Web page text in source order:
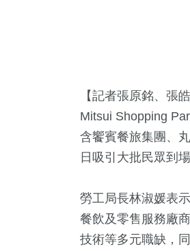
【記者張原銘、張
Mitsui Shopping
含饗賓餐旅集團、
日吸引大批民眾到
勞工局長林淑媛表
餐飲及零售服務廠
技術等多元職缺，